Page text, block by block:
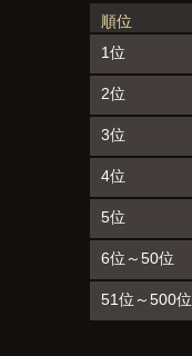
順位
1位
2位
3位
4位
5位
6位～50位
51位～500位